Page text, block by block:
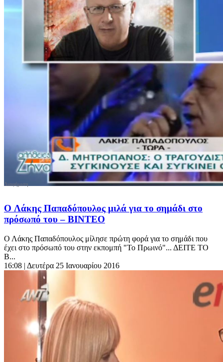
O Λάκης Παπαδόπουλος μιλά για το σημάδι στο
πρόσωπό του – ΒΙΝΤΕΟ
Ο Λάκης Παπαδόπουλος μίλησε πρώτη φορά για το σημάδι που
έχει στο πρόσωπό του στην εκπομπή "Το Πρωινό"... ΔΕΙΤΕ ΤΟ
Β...
16:08 | Δευτέρα 25 Ιανουαρίου 2016